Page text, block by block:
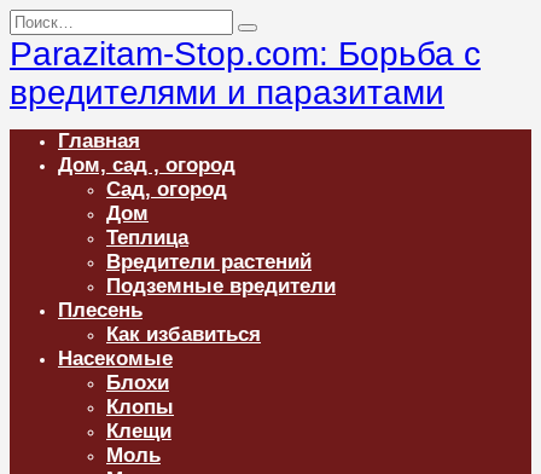
Перейти
к
содержанию
Search
for:
Parazitam-Stop.com: Борьба с
вредителями и паразитами
Главная
Дом, сад , огород
Сад, огород
Дом
Теплица
Вредители растений
Подземные вредители
Плесень
Как избавиться
Насекомые
Блохи
Клопы
Клещи
Моль